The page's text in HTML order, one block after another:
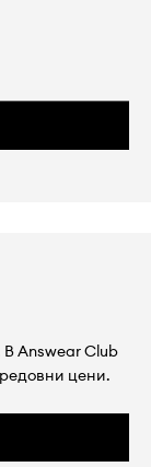
В Answear Club
редовни цени.